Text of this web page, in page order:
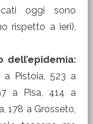
oggi sono
rispetto a ieri),
dell’epidemia:
a Pistoia, 523 a
a Pisa, 414 a
178 a Grosseto,